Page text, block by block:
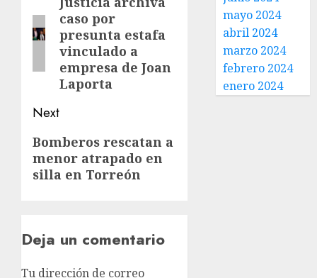
caso por
presunta estafa
vinculado a
empresa de Joan
Laporta
Next
Bomberos rescatan a
menor atrapado en
silla en Torreón
Deja un comentario
Tu dirección de correo
mayo 2024
abril 2024
marzo 2024
febrero 2024
enero 2024